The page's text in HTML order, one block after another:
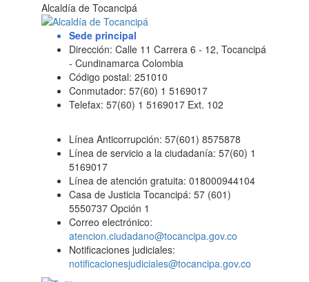
Alcaldía de Tocancipá
Sede principal
Dirección: Calle 11 Carrera 6 - 12, Tocancipá
- Cundinamarca Colombia
Código postal: 251010
Conmutador: 57(60) 1 5169017
Telefax: 57(60) 1 5169017 Ext. 102
Línea Anticorrupción: 57(601) 8575878
Línea de servicio a la ciudadanía: 57(60) 1
5169017
Línea de atención gratuita: 018000944104
Casa de Justicia Tocancipá: 57 (601)
5550737 Opción 1
Correo electrónico:
atencion.ciudadano@tocancipa.gov.co
Notificaciones judiciales:
notificacionesjudiciales@tocancipa.gov.co